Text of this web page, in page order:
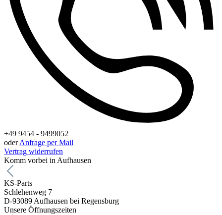
+49 9454 - 9499052
oderAnfrage per Mail
Vertrag widerrufen
Komm vorbei in Aufhausen
KS-Parts
Schlehenweg 7
D-93089 Aufhausen bei Regensburg
Unsere Öffnungszeiten